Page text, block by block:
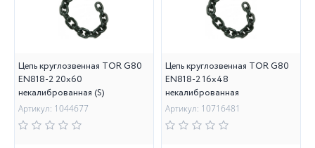
Цепь круглозвенная TOR G80
EN818-2 20х60
некалиброванная (S)
Артикул: 1044677
Цепь круглозвенная TOR G80
EN818-2 16х48
некалиброванная
Артикул: 10716481